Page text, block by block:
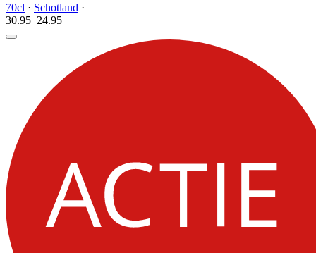
70cl · Schotland ·
30.95 24.95